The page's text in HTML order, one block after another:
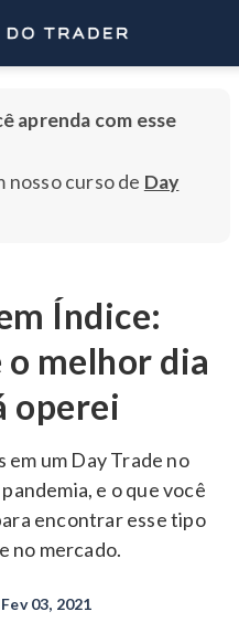
Índice:
melhor dia
operei
em um Day Trade no
e o que você
encontrar esse tipo
no mercado.
Fev 03, 2021
aprenda com esse
nosso curso de Day